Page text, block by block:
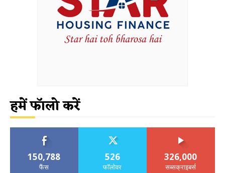
हमें फॉलो करें
150,788
फैंस
526
फॉलोवर
326,000
सब्सक्राइबर्स